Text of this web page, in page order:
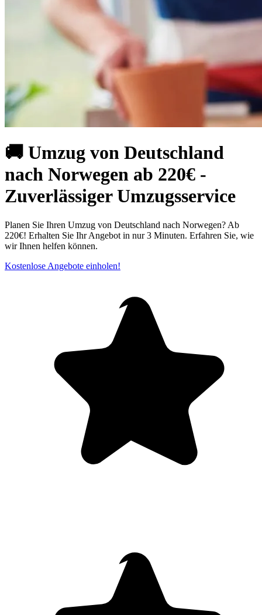
🚚 Umzug von Deutschland
nach Norwegen ab 220€ -
Zuverlässiger Umzugsservice
Planen Sie Ihren Umzug von Deutschland nach Norwegen? Ab
220€! Erhalten Sie Ihr Angebot in nur 3 Minuten. Erfahren Sie, wie
wir Ihnen helfen können.
Kostenlose Angebote einholen!